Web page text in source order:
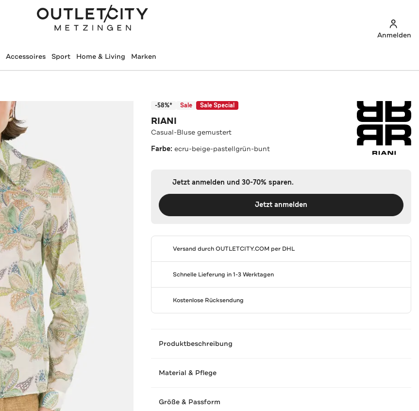
Anmelden
Accessoires Sport Home & Living Marken
-58%* Sale Sale Special
RIANI
Casual-Bluse gemustert
Farbe:ecru-beige-pastellgrün-bunt
Jetzt anmelden und 30-70% sparen.
Jetzt anmelden
Versand durchOUTLETCITY.COM per DHL
Schnelle Lieferung in 1-3 Werktagen
Kostenlose Rücksendung
Produktbeschreibung
Material & Pflege
Größe & Passform